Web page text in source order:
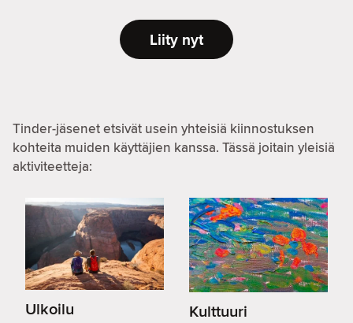
Liity nyt
Tinder-jäsenet etsivät usein yhteisiä kiinnostuksen
kohteita muiden käyttäjien kanssa. Tässä joitain yleisiä
aktiviteetteja:
Ulkoilu Kulttuuri